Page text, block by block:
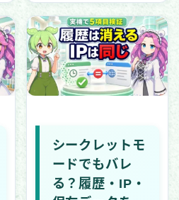
関連
シークレットモ
ードでもバレ
る？履歴・IP・